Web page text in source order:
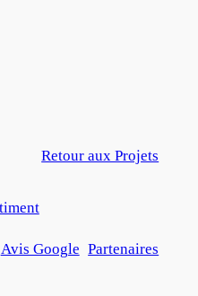
Retour aux Projets
Avis Google Partenaires